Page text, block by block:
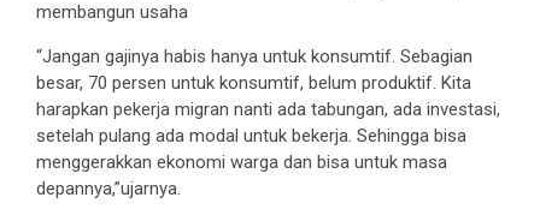
membangun usaha
“Jangan gajinya habis hanya untuk konsumtif. Sebagian
besar, 70 persen untuk konsumtif, belum produktif. Kita
harapkan pekerja migran nanti ada tabungan, ada investasi,
setelah pulang ada modal untuk bekerja. Sehingga bisa
menggerakkan ekonomi warga dan bisa untuk masa
depannya,”ujarnya.